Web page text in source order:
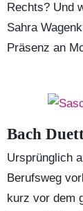
Rechts? Und
Sahra
Präsenz an
Bach
Ursprünglich
Berufsweg
kurz vor dem